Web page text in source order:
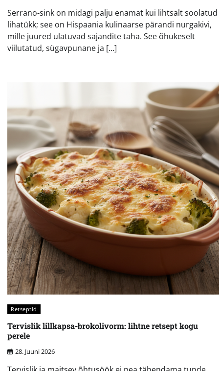
Serrano-sink on midagi palju enamat kui lihtsalt soolatud
lihatükk; see on Hispaania kulinaarse pärandi nurgakivi,
mille juured ulatuvad sajandite taha. See õhukeselt
viilutatud, sügavpunane ja […]
Retseptid
Tervislik lillkapsa-brokolivorm: lihtne retsept kogu
perele
28. Juuni 2026